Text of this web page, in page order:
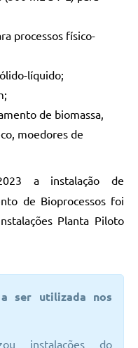
processos físico-
líquido;
de biomassa,
moedores de
a instalação de
de Bioprocessos foi
Planta Piloto
ser utilizada nos
instalações do